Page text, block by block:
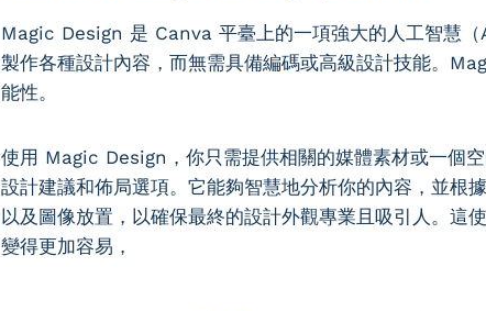
Magic Design 是 Canva 平臺上的一項強大的人工智慧（
製作各種設計內容，而無需具備編碼或高級設計技能。
能性。
使用 Magic Design，你只需提供相關的媒體素材或一個
設計建議和佈局選項。它能夠智慧地分析你的內容，並根
以及圖像放置，以確保最終的設計外觀專業且吸引人。這
變得更加容易，